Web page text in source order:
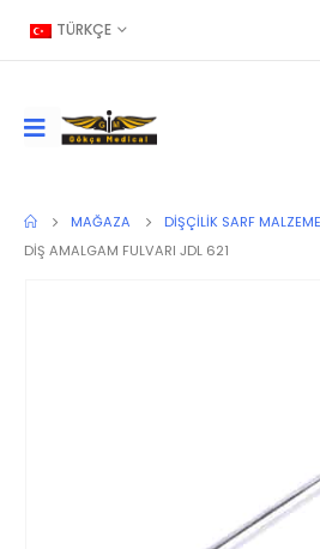
TÜRKÇE
MAĞAZA
DIŞÇILIK SARF
DİŞ AMALGAM FULVARI JDL 621